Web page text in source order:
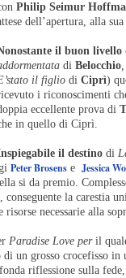
Philip Seimur
dell’apertura, alla
il buon livello
di Belocchio
il figlio di Ciprì)
i riconoscimenti
eccellente prova di
in quello di Ciprì.
il destino di
Peter Brosens e Jessica
si da premio.
la carestia
necessarie alla
Paradise Love per il
un grosso crocefisso in
riflessione sulla